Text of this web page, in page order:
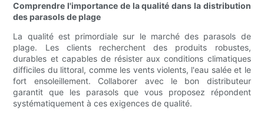
Comprendre l'importance de la qualité dans la distribution
des parasols de plage
La qualité est primordiale sur le marché des parasols de
plage. Les clients recherchent des produits robustes,
durables et capables de résister aux conditions climatiques
difficiles du littoral, comme les vents violents, l'eau salée et le
fort ensoleillement. Collaborer avec le bon distributeur
garantit que les parasols que vous proposez répondent
systématiquement à ces exigences de qualité.